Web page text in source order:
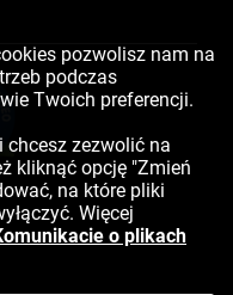
pozwolisz nam na
podczas
Twoich preferencji.
zezwolić na
kliknąć opcję "Zmień
na które pliki
Więcej
o plikach